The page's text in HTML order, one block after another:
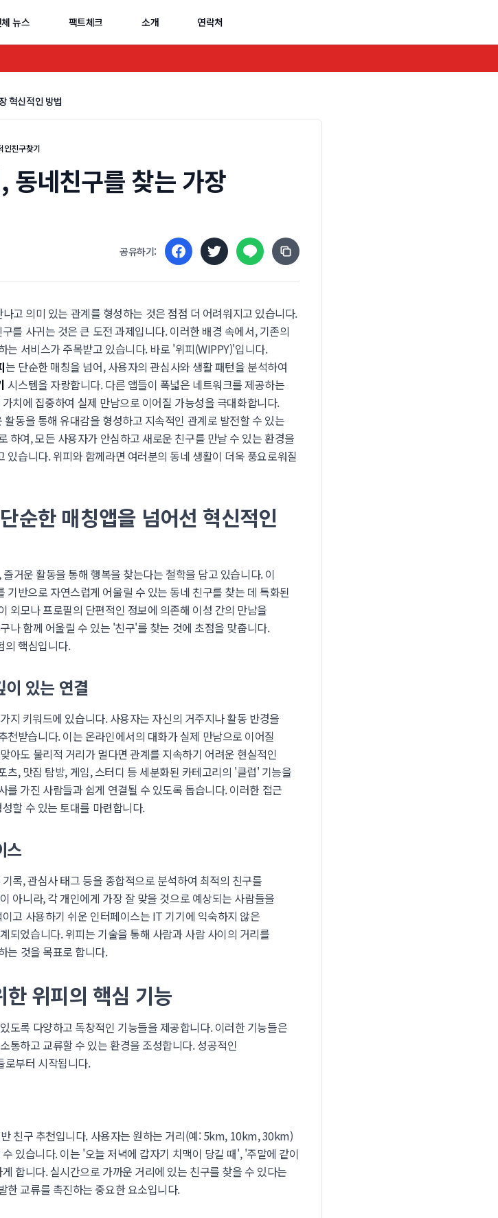
뉴스 팩트체크 소개 연락처
혁신적인 방법
인친구찾기
네친구를 찾는 가장
공유하기:
고 의미 있는 관계를 형성하는 것은 점점 더 어려워지고 있습니다.
를 사귀는 것은 큰 도전 과제입니다. 이러한 배경 속에서, 기존의
는 서비스가 주목받고 있습니다. 바로 '위피(WIPPY)'입니다.
는 단순한 매칭을 넘어, 사용자의 관심사와 생활 패턴을 분석하여
시스템을 자랑합니다. 다른 앱들이 폭넓은 네트워크를 제공하는
치에 집중하여 실제 만남으로 이어질 가능성을 극대화합니다.
동을 통해 유대감을 형성하고 지속적인 관계로 발전할 수 있는
하여, 모든 사용자가 안심하고 새로운 친구를 만날 수 있는 환경을
있습니다. 위피와 함께라면 여러분의 동네 생활이 더욱 풍요로워질
순한 매칭앱을 넘어선 혁신적인
거운 활동을 통해 행복을 찾는다는 철학을 담고 있습니다. 이
반으로 자연스럽게 어울릴 수 있는 동네 친구를 찾는 데 특화된
외모나 프로필의 단편적인 정보에 의존해 이성 간의 만남을
나 함께 어울릴 수 있는 '친구'를 찾는 것에 초점을 맞춥니다.
의 핵심입니다.
있는 연결
지 키워드에 있습니다. 사용자는 자신의 거주지나 활동 반경을
받습니다. 이는 온라인에서의 대화가 실제 만남으로 이어질
아도 물리적 거리가 멀다면 관계를 지속하기 어려운 현실적인
, 맛집 탐방, 게임, 스터디 등 세분화된 카테고리의 '클럽' 기능을
가진 사람들과 쉽게 연결될 수 있도록 돕습니다. 이러한 접근
할 수 있는 토대를 마련합니다.
스
록, 관심사 태그 등을 종합적으로 분석하여 최적의 친구를
아니라, 각 개인에게 가장 잘 맞을 것으로 예상되는 사람들을
고 사용하기 쉬운 인터페이스는 IT 기기에 익숙하지 않은
되었습니다. 위피는 기술을 통해 사람과 사람 사이의 거리를
는 것을 목표로 합니다.
위피의 핵심 기능
도록 다양하고 독창적인 기능들을 제공합니다. 이러한 기능들은
통하고 교류할 수 있는 환경을 조성합니다. 성공적인
로부터 시작됩니다.
친구 추천입니다. 사용자는 원하는 거리(예: 5km, 10km, 30km)
있습니다. 이는 '오늘 저녁에 갑자기 치맥이 당길 때', '주말에 같이
합니다. 실시간으로 가까운 거리에 있는 친구를 찾을 수 있다는
한 교류를 촉진하는 중요한 요소입니다.